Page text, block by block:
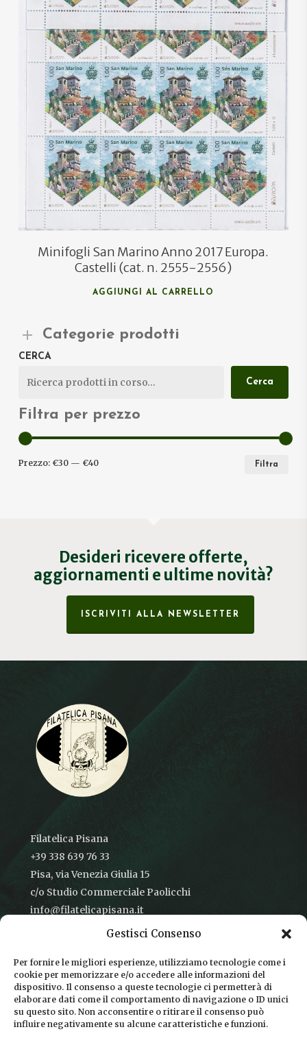
Gestisci Consenso
Per fornire le migliori esperienze, utilizziamo tecnologie come i
cookie per memorizzare e/o accedere alle informazioni del
dispositivo. Il consenso a queste tecnologie ci permetterà di
elaborare dati come il comportamento di navigazione o ID unici
su questo sito. Non acconsentire o ritirare il consenso può
influire negativamente su alcune caratteristiche e funzioni.
Minifogli San Marino Anno 2017 Europa.
Castelli (cat. n. 2555-2556)
AGGIUNGI AL CARRELLO
Categorie prodotti
CERCA
Cerca
Filtra per prezzo
Filtra
Prezzo: €30— €40
Desideri ricevere offerte,
aggiornamenti e ultime novità?
ISCRIVITI ALLA NEWSLETTER
Filatelica Pisana
+39 338 639 76 33
Pisa, via Venezia Giulia 15
c/o Studio Commerciale Paolicchi
info@filatelicapisana.it
CONDIZIONI DI VENDITA
INFORMATIVA SULLA PRIVACY
COOKIE POLICY